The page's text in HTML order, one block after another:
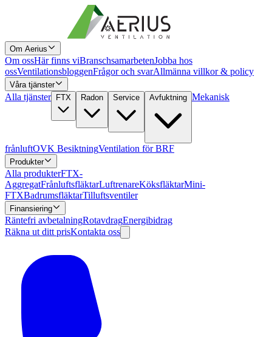
Om Aerius
Om ossHär finns viBranschsamarbetenJobba hos
ossVentilationsbloggenFrågor och svarAllmänna villkor & policy
Våra tjänster
Alla tjänster FTX Radon Service Avfuktning Mekanisk
frånluftOVK BesiktningVentilation för BRF
Produkter
Alla produkterFTX-
AggregatFrånluftsfläktarLuftrenareKöksfläktarMini-
FTXBadrumsfläktarTilluftsventiler
Finansiering
Räntefri avbetalningRotavdragEnergibidrag
Räkna ut ditt prisKontakta oss